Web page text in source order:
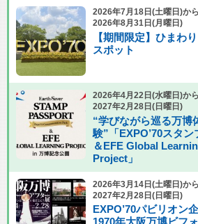
2026年7月18日(土曜日)から
2026年8月31日(月曜日)
【期間限定】ひまわ
スポット
2026年4月22日(水曜日)から
2027年2月28日(日曜日)
“学びながら巡る万博
験”「EXPO’70スタン
＆EFE Global
Project」
2026年3月14日(土曜日)から
2027年2月28日(日曜日)
EXPO’70パビリオン